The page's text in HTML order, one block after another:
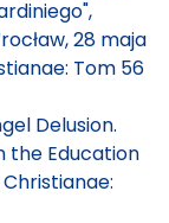
28 maja
Tom 56
Delusion.
the Education